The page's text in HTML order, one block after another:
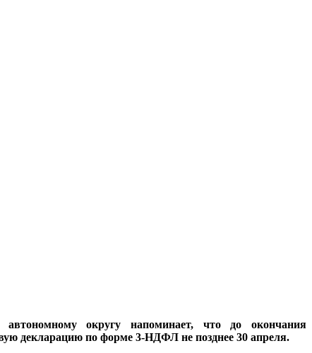
округу напоминает, что до окончания
декларацию по форме 3-НДФЛ не позднее 30 апреля.